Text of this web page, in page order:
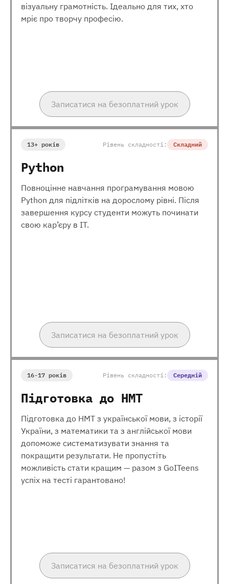
візуальну грамотність. Ідеально для тих, хто
мріє про творчу професію.
Записатися на безоплатний урок
13+ років Рівень складності: Складний
Python
Повноцінне навчання програмування мовою
Python для підлітків на дорослому рівні. Після
завершення курсу студенти можуть починати
свою кар’єру в ІТ.
Записатися на безоплатний урок
16-17 років Рівень складності: Середній
Підготовка до НМТ
Підготовка до НМТ з української мови, з історії
України, з математики та з англійської мови
допоможе систематизувати знання та
покращити результати. Не пропустіть
можливість стати кращим — разом з GoITeens
успіх на тесті гарантовано!
Записатися на безоплатний урок